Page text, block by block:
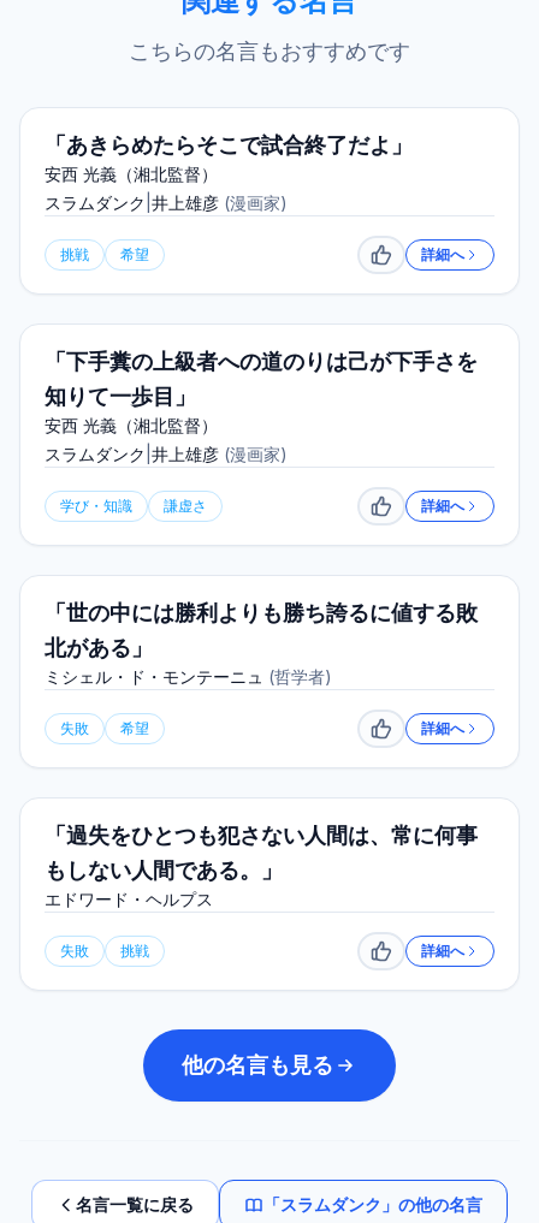
こちらの名言もおすすめです
「あきらめたらそこで試合終了だよ」
安西 光義（湘北監督）
スラムダンク 井上雄彦 (漫画家)
挑戦 希望 いいね詳細へ
「下手糞の上級者への道のりは己が下手さを
知りて一歩目」
安西 光義（湘北監督）
スラムダンク 井上雄彦 (漫画家)
学び・知識 謙虚さ いいね詳細へ
「世の中には勝利よりも勝ち誇るに値する敗
北がある」
ミシェル・ド・モンテーニュ (哲学者)
失敗 希望 いいね詳細へ
「過失をひとつも犯さない人間は、常に何事
もしない人間である。」
エドワード・ヘルプス
失敗 挑戦 いいね詳細へ
他の名言も見る
名言一覧に戻る 「スラムダンク 」の他の名言